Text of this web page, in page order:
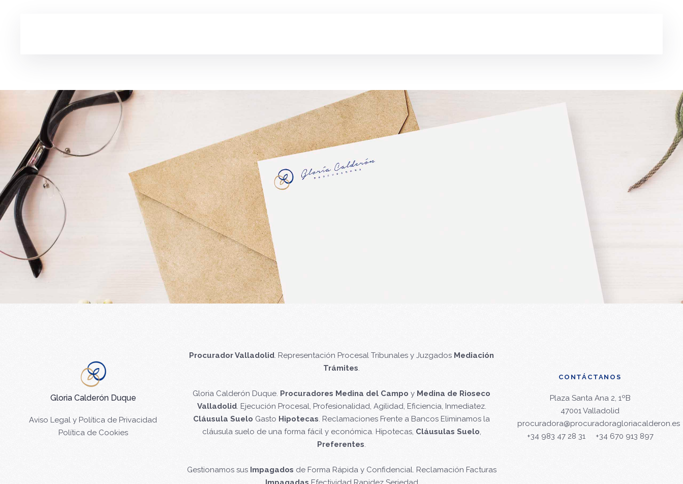
Gloria Calderón Duque
Aviso Legal y Política de Privacidad
Política de Cookies
Procurador Valladolid. Representación Procesal Tribunales y Juzgados Mediación
Trámites.
Gloria Calderón Duque. Procuradores Medina del Campo y Medina de Rioseco
Valladolid. Ejecución Procesal, Profesionalidad, Agilidad, Eficiencia, Inmediatez.
Cláusula Suelo Gasto Hipotecas. Reclamaciones Frente a Bancos Eliminamos la
cláusula suelo de una forma fácil y económica. Hipotecas, Cláusulas Suelo,
Preferentes.
Gestionamos sus Impagados de Forma Rápida y Confidencial. Reclamación Facturas
CONTÁCTANOS
Plaza Santa Ana 2, 1ºB
47001 Valladolid
procuradora@procuradoragloriacalderon.es
+34 983 47 28 31
+34 670 913 897